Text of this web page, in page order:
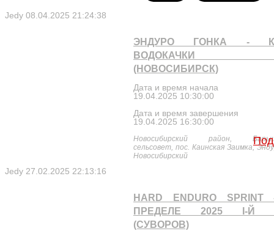
Jedy 08.04.2025 21:24:38
ЭНДУРО ГОНКА -
ВОДОКАЧКИ
(НОВОСИБИРСК)
Дата и время начала
19.04.2025 10:30:00
Дата и время завершения
19.04.2025 16:30:00
Новосибирский район,
сельсовет, пос. Каинская Заимка,
Новосибирский
Jedy 27.02.2025 22:13:16
HARD ENDURO
ПРЕДЕЛЕ 2025 I-Й
(СУВОРОВ)